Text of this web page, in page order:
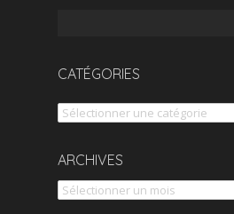
CATÉGORIES
Catégories
ARCHIVES
Archives